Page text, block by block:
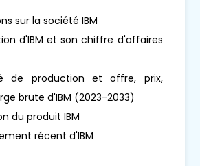
sur la société IBM
d'IBM et son chiffre d'affaires
de production et offre, prix,
brute d'IBM (2023-2033)
du produit IBM
récent d'IBM